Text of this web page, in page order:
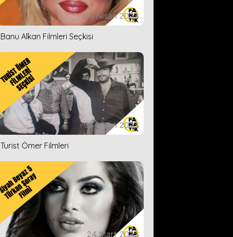
18 Nisan 2023
Banu Alkan Filmleri Seçkisi
05 Nisan 2023
Turist Ömer Filmleri
24 Mart 2023